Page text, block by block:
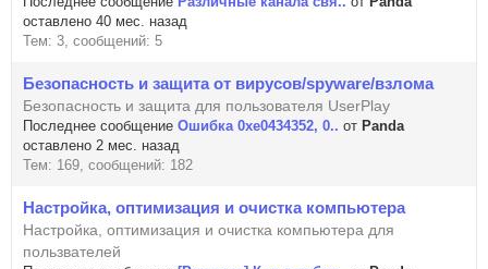
оставлено 40 мес. назад
Тем: 3, сообщений: 5
Безопасность и защита от вирусов/spyware/взлома
Безопасность и защита для пользователя UserPlay
Последнее сообщение Ошибка 0xe0434352, 0.. от Panda
оставлено 2 мес. назад
Тем: 169, сообщений: 182
Настройка, оптимизация и очистка компьютера
Настройка, оптимизация и очистка компьютера для
пользвателей